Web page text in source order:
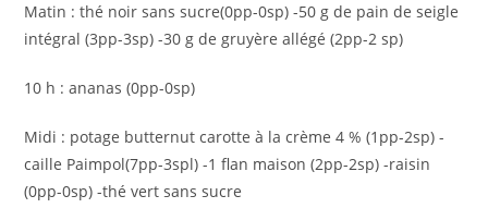
Matin : thé noir sans sucre(0pp-0sp) -50 g de pain de seigle
intégral (3pp-3sp) -30 g de gruyère allégé (2pp-2 sp)
10 h : ananas (0pp-0sp)
Midi : potage butternut carotte à la crème 4 % (1pp-2sp) -
caille Paimpol(7pp-3spl) -1 flan maison (2pp-2sp) -raisin
(0pp-0sp) -thé vert sans sucre